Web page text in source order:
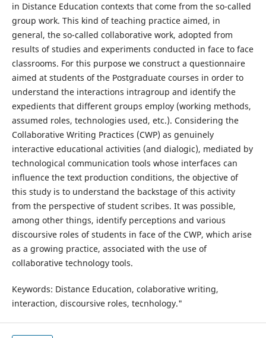
in Distance Education contexts that come from the so-called
group work. This kind of teaching practice aimed, in
general, the so-called collaborative work, adopted from
results of studies and experiments conducted in face to face
classrooms. For this purpose we construct a questionnaire
aimed at students of the Postgraduate courses in order to
understand the interactions intragroup and identify the
expedients that different groups employ (working methods,
assumed roles, technologies used, etc.). Considering the
Collaborative Writing Practices (CWP) as genuinely
interactive educational activities (and dialogic), mediated by
technological communication tools whose interfaces can
influence the text production conditions, the objective of
this study is to understand the backstage of this activity
from the perspective of student scribes. It was possible,
among other things, identify perceptions and various
discoursive roles of students in face of the CWP, which arise
as a growing practice, associated with the use of
collaborative technology tools.
Keywords: Distance Education, colaborative writing,
interaction, discoursive roles, tecnhology."